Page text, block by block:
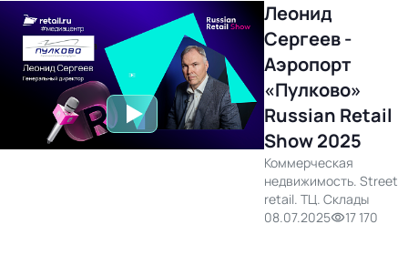
видео
события
бизнес-центр
Леонид
Сергеев -
Аэропорт
«Пулково»
Russian Retail
Show 2025
Коммерческая
недвижимость. Street
retail. ТЦ. Склады
08.07.2025
17 170